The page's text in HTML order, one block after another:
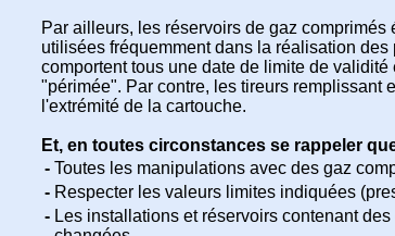
Par ailleurs, les réservoirs de gaz
utilisées fréquemment dans la réalisation
comportent tous une date de limite de
"périmée". Par contre, les tireurs remplissant
l'extrémité de la cartouche.
Et, en toutes circonstances se rappeler
- Toutes les manipulations avec des gaz
- Respecter les valeurs limites indiquées
- Les installations et réservoirs contenant